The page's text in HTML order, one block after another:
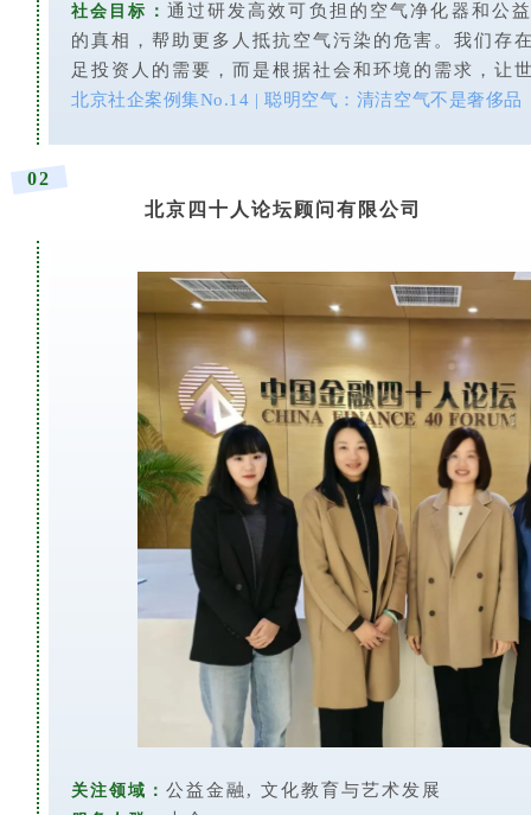
社会目标： 通过研发高效可负担的空气净化器和公
的真相，帮助更多人抵抗空气污染的危害。我们存
足投资人的需要，而是根据社会和环境的需求，让
北京社企案例集No.14 | 聪明空气：清洁空气不是奢侈品
02
北京四十人论坛顾问有限公司
关注领域： 公益金融, 文化教育与艺术发展